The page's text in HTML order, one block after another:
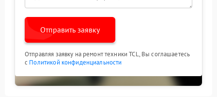
Отправить заявку
Отправляя заявку на ремонт техники TCL, Вы соглашаетесь
с Политикой конфиденциальности